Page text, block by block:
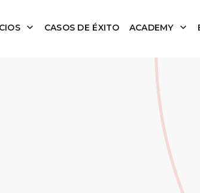
CASOS DE ÉXITO ACADEMY